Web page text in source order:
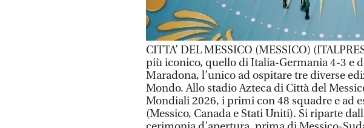
CITTA’ DEL MESSICO (MESSICO)
più iconico, quello di Italia-Germania 4-3 e
Maradona, l’unico ad ospitare tre diverse
Mondo. Allo stadio Azteca di Città del
Mondiali 2026, i primi con 48 squadre e ad
(Messico, Canada e Stati Uniti). Si riparte